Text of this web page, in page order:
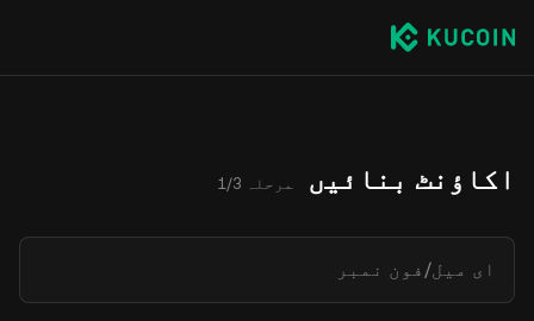
اکاؤنٹ بنائیں مرحلہ 1/3
ای میل/فون نمبر